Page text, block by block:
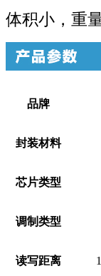
体积小，重
品牌
封装材料
芯片类型
调制类型
读写距离